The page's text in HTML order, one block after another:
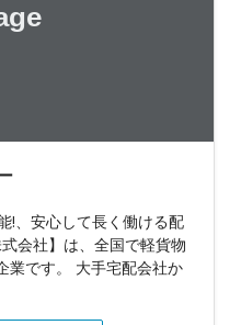
!、安心して長く働ける配
会社】は、全国で軽貨物
業です。 大手宅配会社か